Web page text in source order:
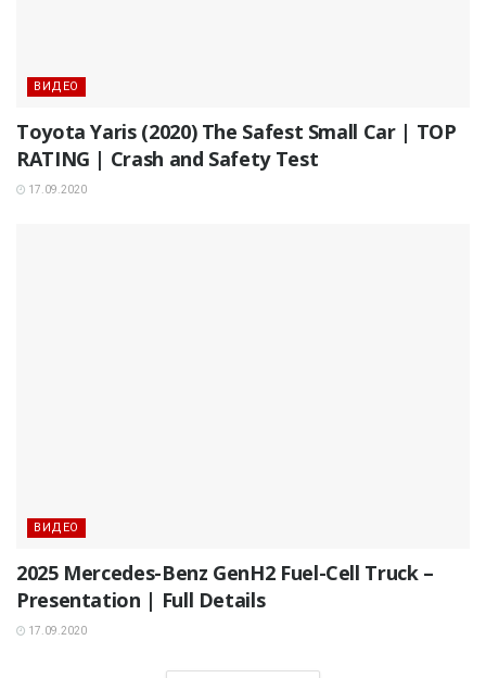
ВИДЕО
Toyota Yaris (2020) The Safest Small Car | TOP
RATING | Crash and Safety Test
17.09.2020
ВИДЕО
2025 Mercedes-Benz GenH2 Fuel-Cell Truck –
Presentation | Full Details
17.09.2020